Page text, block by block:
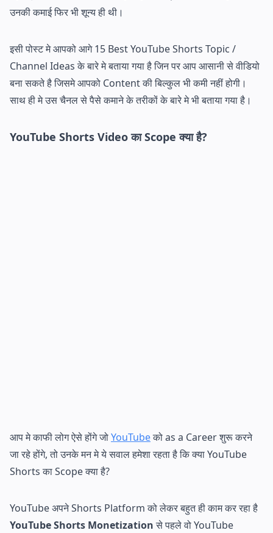
उनकी कमाई फिर भी शून्य ही थी।
इसी पोस्ट मे आपको आगे 15 Best YouTube Shorts Topic /
Channel Ideas के बारे मे बताया गया है जिन पर आप आसानी से वीडियो
बना सकते है जिसमे आपको Content की बिल्कुल भी कमी नहीं होगी।
साथ ही मे उस चैनल से पैसे कमाने के तरीकों के बारे मे भी बताया गया है।
YouTube Shorts Video का Scope क्या है?
आप मे काफी लोग ऐसे होंगे जोYouTubeको as a Career शुरू करने
जा रहे होंगे, तो उनके मन मे ये सवाल हमेशा रहता है कि क्या YouTube
Shorts का Scope क्या है?
YouTube अपने Shorts Platform को लेकर बहुत ही काम कर रहा है
YouTube Shorts Monetizationसे पहले वो YouTube